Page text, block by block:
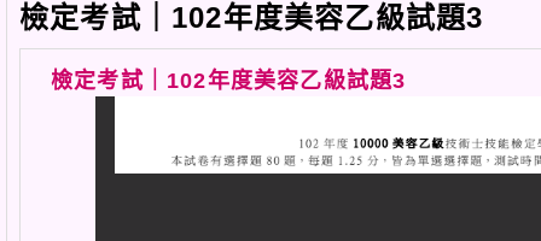
檢定考試｜102年度美容乙級試題3
檢定考試｜102年度美容乙級試題3